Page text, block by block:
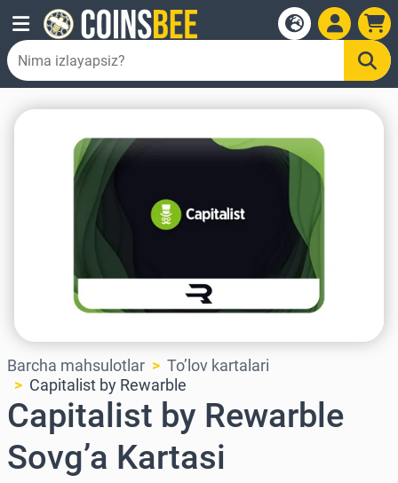
Barcha mahsulotlar
To’lov kartalari
Capitalist by Rewarble
Capitalist by Rewarble
Sovg’a Kartasi